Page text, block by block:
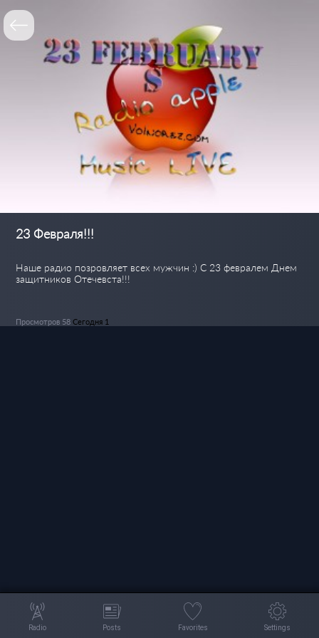
23 Февраля!!!
Наше радио позровляет всех мужчин :) С 23 февралем Днем
защитников Отечевста!!!
Просмотров 58 Сегодня 1
Radio Posts Favorites Settings